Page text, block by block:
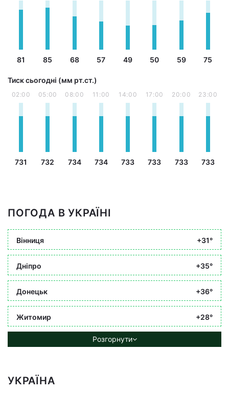
81 85 68 57 49 50 59 75
Тиск сьогодні (мм рт.ст.)
02:00
731
05:00
732
08:00
734
11:00
734
14:00
733
17:00
733
20:00
733
23:00
733
ПОГОДА В УКРАЇНІ
Вінниця +31°
Дніпро +35°
Донецьк +36°
Житомир +28°
Розгорнути
УКРАЇНА